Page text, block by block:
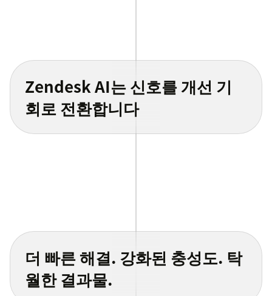
Zendesk AI는 신호를 개선 기
회로 전환합니다
더 빠른 해결. 강화된 충성도. 탁
월한 결과물.